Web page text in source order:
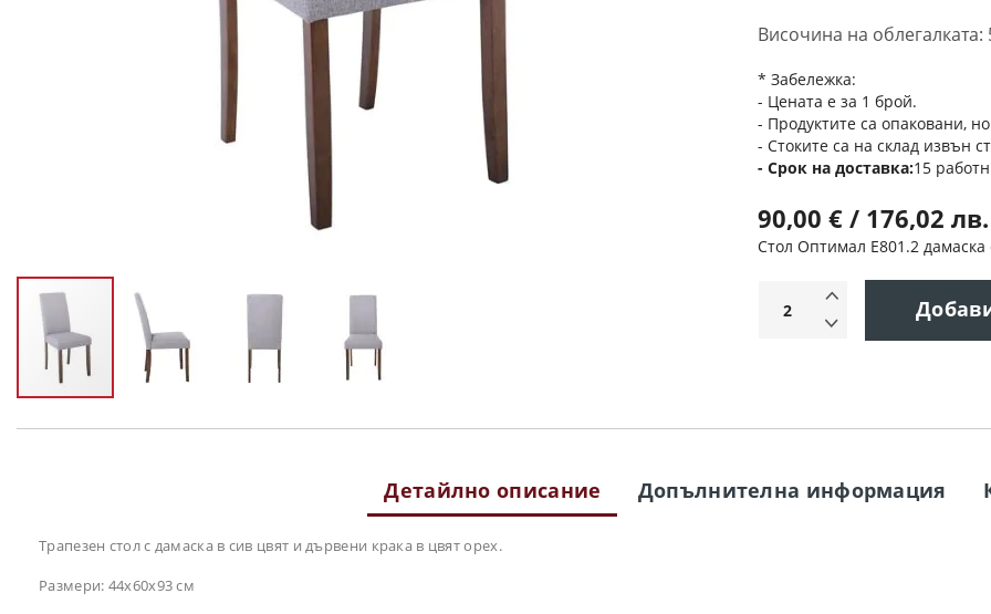
Височина на облегалката:
* Забележка:
- Цената е за 1 брой.
- Продуктите са опаковани,
- Стоките са на склад извън
Срок на доставка 15
90,00 € / 176,02 лв.
Стол Оптимал Ε801.2 дамаска
към
снимки
Детайлно описание
Трапезен стол с дамаска в сив цвят и дървени крака в цвят орех.
Размери: 44x60x93 см
Допълнителна информация